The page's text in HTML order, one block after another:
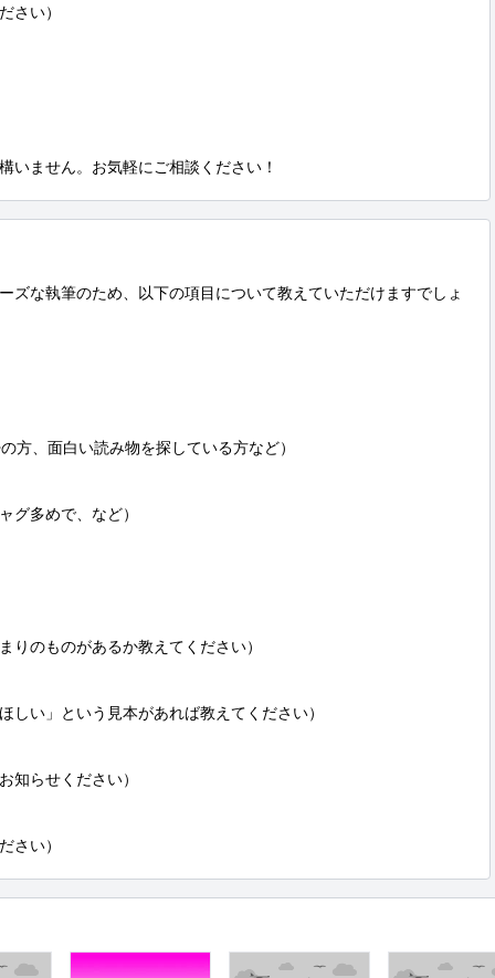
さい）
いません。お気軽にご相談ください！
ズな執筆のため、以下の項目について教えていただけますでしょ
方、面白い読み物を探している方など）
グ多めで、など）
りのものがあるか教えてください）
しい」という見本があれば教えてください）
知らせください）
さい）